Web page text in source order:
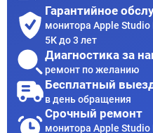
Гарантийное
монитора Apple
5К до 3 лет
Диагностика за
ремонт по желанию
Бесплатный
в день обращения
Срочный ремонт
монитора Apple